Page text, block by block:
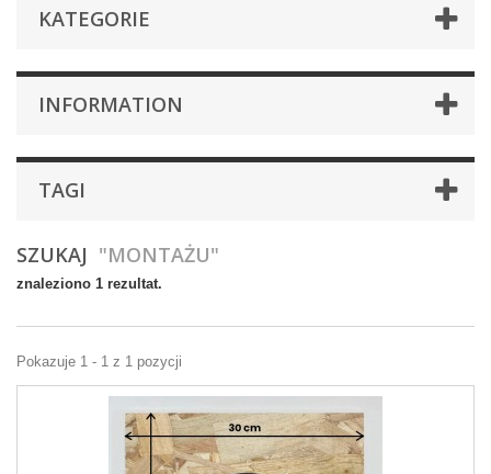
KATEGORIE
INFORMATION
TAGI
SZUKAJ "MONTAŻU"
znaleziono 1 rezultat.
Pokazuje 1 - 1 z 1 pozycji